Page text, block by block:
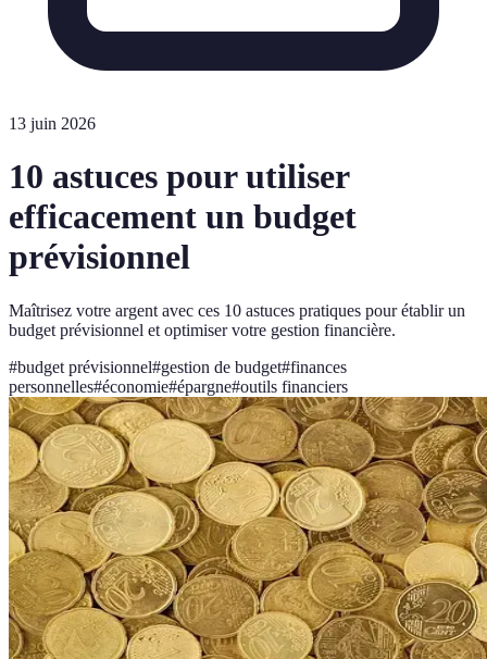
13 juin 2026
10 astuces pour utiliser
efficacement un budget
prévisionnel
Maîtrisez votre argent avec ces 10 astuces pratiques pour établir un
budget prévisionnel et optimiser votre gestion financière.
#budget prévisionnel#gestion de budget#finances
personnelles#économie#épargne#outils financiers